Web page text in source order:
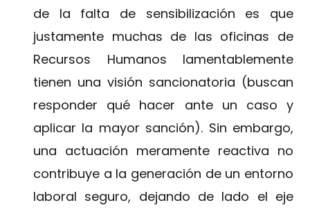
de la falta de sensibilización es que
justamente muchas de las oficinas de
Recursos Humanos lamentablemente
tienen una visión sancionatoria (buscan
responder qué hacer ante un caso y
aplicar la mayor sanción). Sin embargo,
una actuación meramente reactiva no
contribuye a la generación de un entorno
laboral seguro, dejando de lado el eje